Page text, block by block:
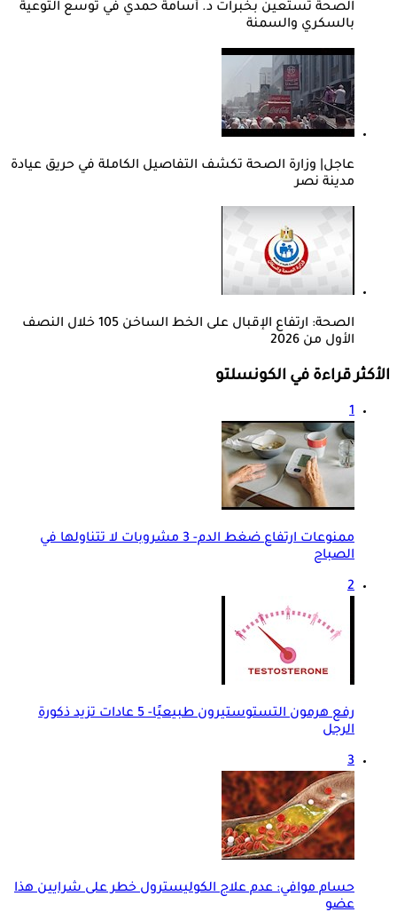
الصحة تستعين بخبرات د. أسامة حمدي في توسع التوعية
بالسكري والسمنة
عاجل| وزارة الصحة تكشف التفاصيل الكاملة في حريق عيادة
مدينة نصر
الصحة: ارتفاع الإقبال على الخط الساخن 105 خلال النصف
الأول من 2026
الأكثر قراءة في الكونسلتو
1
ممنوعات ارتفاع ضغط الدم- 3 مشروبات لا تتناولها في
الصباح
2
رفع هرمون التستوستيرون طبيعيًا- 5 عادات تزيد ذكورة
الرجل
3
حسام موافي: عدم علاج الكوليسترول خطر على شرايين هذا
عضو